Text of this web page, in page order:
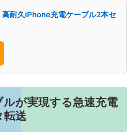
高耐久iPhone充電ケーブル2本セ
ルが実現する急速充電
転送